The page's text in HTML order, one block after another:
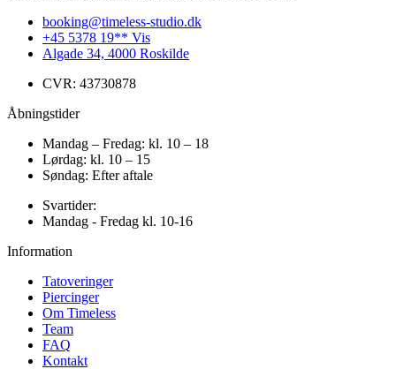
booking@timeless-studio.dk
+45 5378 19** Vis
Algade 34, 4000 Roskilde
CVR: 43730878
Åbningstider
Mandag – Fredag: kl. 10 – 18
Lørdag: kl. 10 – 15
Søndag: Efter aftale
Svartider:
Mandag - Fredag kl. 10-16
Information
Tatoveringer
Piercinger
Om Timeless
Team
FAQ
Kontakt